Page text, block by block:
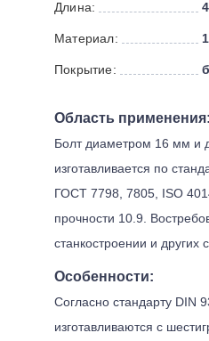
Длина:
Материал:
Покрытие:
Область применения:
Болт диаметром 16 мм и
изготавливается по
ГОСТ 7798, 7805, ISO
прочности 10.9.
станкостроении и других
Особенности:
Согласно стандарту DIN
изготавливаются с